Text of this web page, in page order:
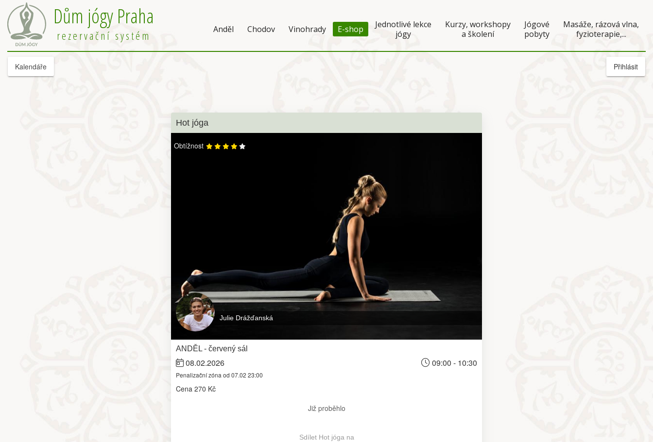
Dům jógy Praha
rezervační systém Anděl Chodov Vinohrady E-shop
Jednotlivé lekce
jógy
Kurzy, workshopy
a školení
Jógové
pobyty
Masáže, rázová vlna,
fyzioterapie,...
Kalendáře Přihlásit
Hot jóga
Obtížnost
Julie Drážďanská
ANDĚL - červený sál
08.02.2026 09:00 - 10:30
Penalizační zóna od 07.02 23:00
Cena 270 Kč
Již proběhlo
Sdílet Hot jóga na